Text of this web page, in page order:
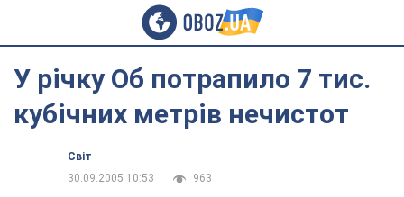
У річку Об потрапило 7 тис.
кубічних метрів нечистот
Світ
30.09.2005 10:53
963